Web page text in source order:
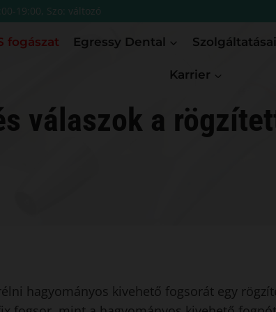
19:00, Szo: változó
fogászat Egressy Dental
Karrier
válaszok a
hagyományos kivehető fogsorát egy